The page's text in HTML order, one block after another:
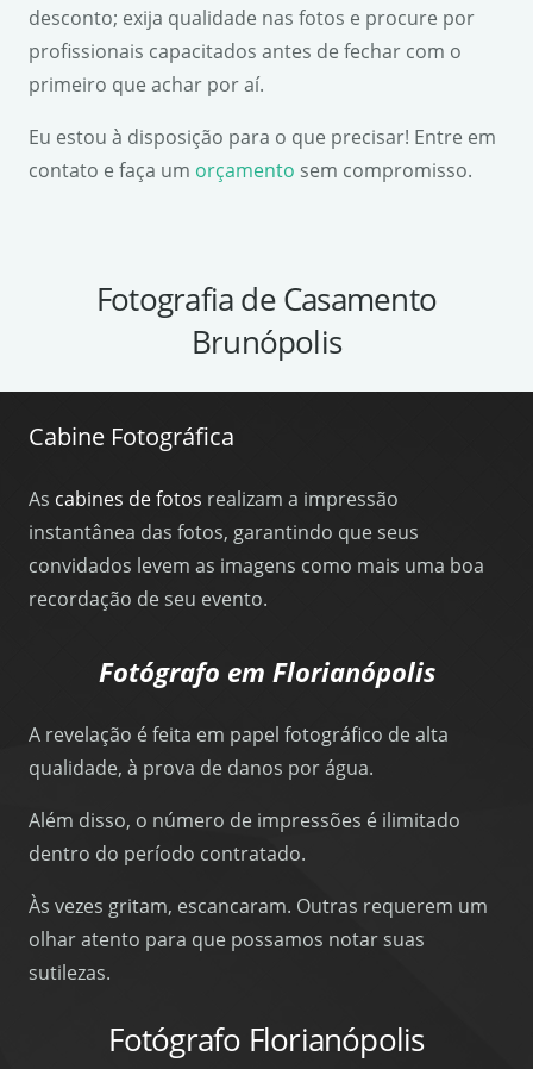
desconto; exija qualidade nas fotos e procure por
profissionais capacitados antes de fechar com o
primeiro que achar por aí.
Eu estou à disposição para o que precisar! Entre em
contato e faça um orçamento sem compromisso.
Fotografia de Casamento
Brunópolis
Cabine Fotográfica
As cabines de fotos realizam a impressão
instantânea das fotos, garantindo que seus
convidados levem as imagens como mais uma boa
recordação de seu evento.
Fotógrafo em Florianópolis
A revelação é feita em papel fotográfico de alta
qualidade, à prova de danos por água.
Além disso, o número de impressões é ilimitado
dentro do período contratado.
Às vezes gritam, escancaram. Outras requerem um
olhar atento para que possamos notar suas
sutilezas.
Fotógrafo Florianópolis